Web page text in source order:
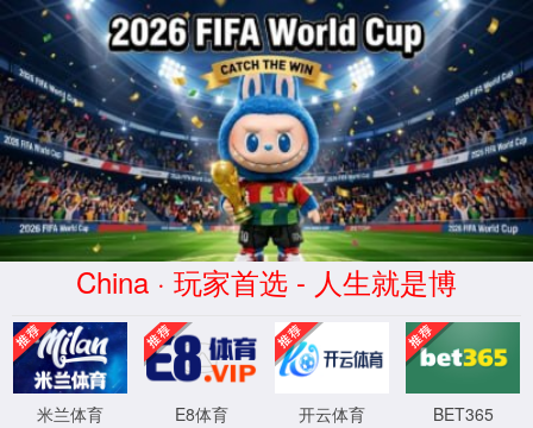
首页
实验室设计·咨询
实验室设计规划
实验室设计标准